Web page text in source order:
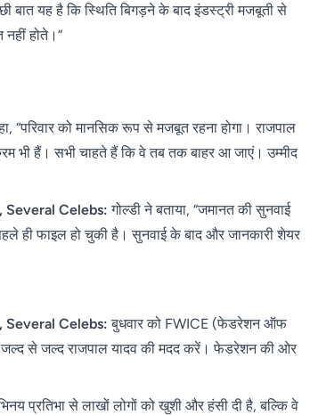
बात यह है कि स्थिति बिगड़ने के बाद इंडस्ट्री मजबूती से
होते।”
“परिवार को मानसिक रूप से मजबूत रहना होगा। राजपाल
भी हैं। सभी चाहते हैं कि वे तब तक बाहर आ जाएं। उम्मीद
Several Celebs:गोल्डी ने बताया, “जमानत की सुनवाई
ही फाइल हो चुकी है। सुनवाई के बाद और जानकारी शेयर
Several Celebs:बुधवार को FWICE (फेडरेशन ऑफ
जल्द से जल्द राजपाल यादव की मदद करें। फेडरेशन की ओर
प्रतिभा से लाखों लोगों को खुशी और हंसी दी है, बल्कि वे